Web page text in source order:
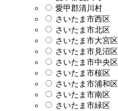
愛甲郡清川村
さいたま市西区
さいたま市北区
さいたま市大宮区
さいたま市見沼区
さいたま市中央区
さいたま市桜区
さいたま市浦和区
さいたま市南区
さいたま市緑区